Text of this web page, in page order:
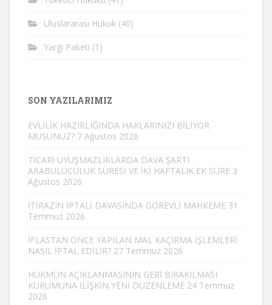
Uluslararası Hukuk (40)
Yargı Paketi (1)
SON YAZILARIMIZ
EVLİLİK HAZIRLIĞINDA HAKLARINIZI BİLİYOR
MUSUNUZ? 7 Ağustos 2026
TİCARİ UYUŞMAZLIKLARDA DAVA ŞARTI
ARABULUCULUK SÜRESİ VE İKİ HAFTALIK EK SÜRE 3
Ağustos 2026
İTİRAZIN İPTALİ DAVASINDA GÖREVLİ MAHKEME 31
Temmuz 2026
İFLASTAN ÖNCE YAPILAN MAL KAÇIRMA İŞLEMLERİ
NASIL İPTAL EDİLİR? 27 Temmuz 2026
HÜKMÜN AÇIKLANMASININ GERİ BIRAKILMASI
KURUMUNA İLİŞKİN YENİ DÜZENLEME 24 Temmuz
2026